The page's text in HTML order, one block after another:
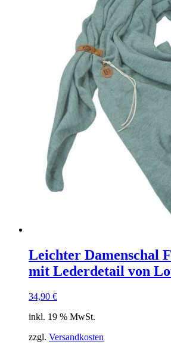
Leichter Damenschal
mit Lederdetail von
34,90 €
inkl. 19 % MwSt.
zzgl. Versandkosten